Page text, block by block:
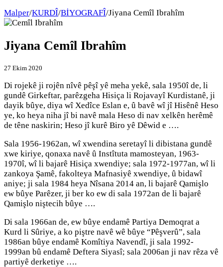
Malper/KURDÎ/BİYOGRAFÎ/Jiyana Cemîl Ibrahîm
Jiyana Cemîl Ibrahîm
27 Ekim 2020
Di rojekê ji rojên nîvê pêşî yê meha yekê, sala 1950î de, li
gundê Girkeftar, parêzgeha Hisiça li Rojavayî Kurdistanê, ji
dayik bûye, diya wî Xedîce Eslan e, û bavê wî jî Hisênê Heso
ye, ko heya niha jî bi navê mala Heso di nav xelkên herêmê
de têne naskirin; Heso jî kurê Biro yê Dêwid e ….
Sala 1956-1962an, wî xwendina seretayî li dibistana gundê
xwe kiriye, qonaxa navê û Instîtuta mamosteyan, 1963-
1970î, wî li bajarê Hisiça xwendiye; sala 1972-1977an, wî li
zankoya Şamê, fakolteya Mafnasiyê xwendiye, û bidawî
aniye; ji sala 1984 heya Nîsana 2014 an, li bajarê Qamişlo
ew bûye Parêzer, ji ber ko ew di sala 1972an de li bajarê
Qamişlo niştecih bûye ….
Di sala 1966an de, ew bûye endamê Partiya Demoqrat a
Kurd li Sûriye, a ko piştre navê wê bûye “Pêşverû”, sala
1986an bûye endamê Komîtiya Navendî, ji sala 1992-
1999an bû endamê Deftera Siyasî; sala 2006an ji nav rêza vê
partiyê derketiye ….